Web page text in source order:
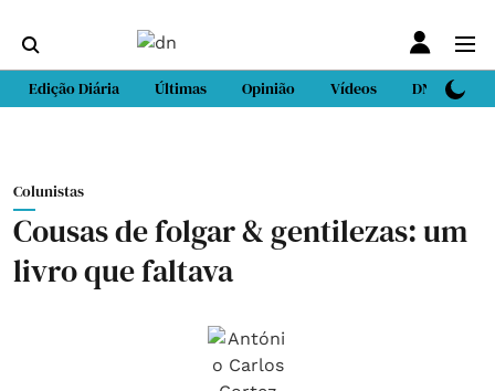
Edição Diária Últimas Opinião Vídeos DN Sport
Colunistas
Cousas de folgar & gentilezas: um
livro que faltava